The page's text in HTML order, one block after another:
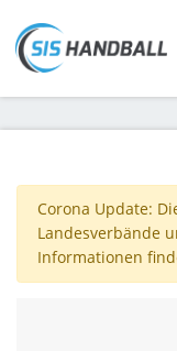
Corona Update:
Landesverbände
Informationen